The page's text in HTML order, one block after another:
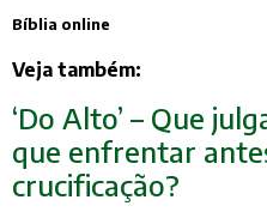
Bíblia online
Veja também:
‘Do Alto’ – Que
que enfrentar
crucificação?